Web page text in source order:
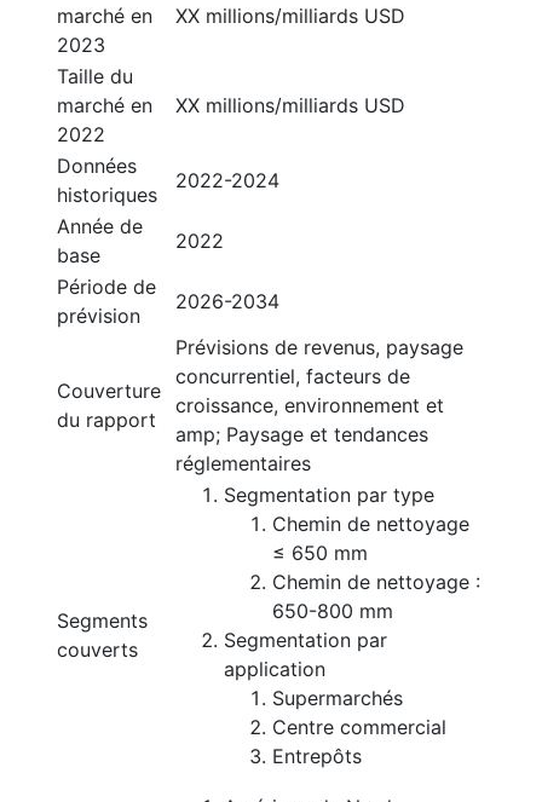
marché en
2023
XX millions/milliards USD
Taille du
marché en
2022
XX millions/milliards USD
Données
historiques
2022-2024
Année de
base
2022
Période de
prévision
2026-2034
Couverture
du rapport
Prévisions de revenus, paysage
concurrentiel, facteurs de
croissance, environnement et
amp; Paysage et tendances
réglementaires
Segments
couverts
Segmentation par type
Chemin de nettoyage
≤ 650 mm
Chemin de nettoyage :
650-800 mm
Segmentation par
application
Supermarchés
Centre commercial
Entrepôts